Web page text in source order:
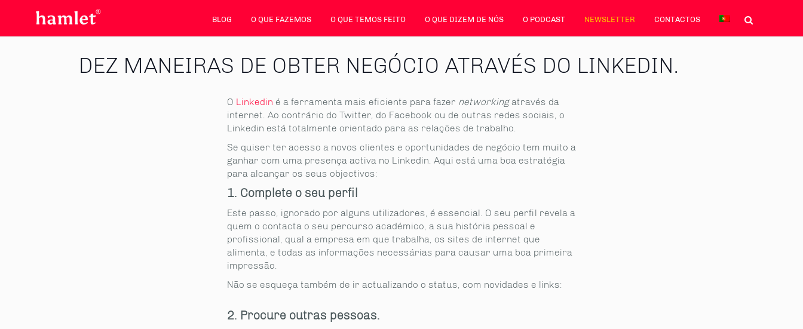
BLOG O QUE FAZEMOS O QUE TEMOS FEITO O QUE DIZEM DE NÓS O PODCAST NEWSLETTER CONTACTOS
DEZ MANEIRAS DE OBTER NEGÓCIO ATRAVÉS DO LINKEDIN.
O Linkedin é a ferramenta mais eficiente para fazer networkingatravés da
internet. Ao contrário do Twitter, do Facebook ou de outras redes sociais, o
Linkedin está totalmente orientado para as relações de trabalho.
Se quiser ter acesso a novos clientes e oportunidades de negócio tem muito a
ganhar com uma presença activa no Linkedin. Aqui está uma boa estratégia
para alcançar os seus objectivos:
1. Complete o seu perfil
Este passo, ignorado por alguns utilizadores, é essencial. O seu perfil revela a
quem o contacta o seu percurso académico, a sua história pessoal e
profissional, qual a empresa em que trabalha, os sites de internet que
alimenta, e todas as informações necessárias para causar uma boa primeira
impressão.
Não se esqueça também de ir actualizando o status, com novidades e links:
2. Procure outras pessoas.